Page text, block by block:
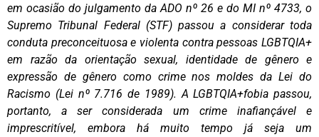
em ocasião do julgamento da ADO nº 26 e do MI nº 4733, o
Supremo Tribunal Federal (STF) passou a considerar toda
conduta preconceituosa e violenta contra pessoas LGBTQIA+
em razão da orientação sexual, identidade de gênero e
expressão de gênero como crime nos moldes da Lei do
Racismo (Lei nº 7.716 de 1989). A LGBTQIA+fobia passou,
portanto, a ser considerada um crime inafiançável e
imprescritível, embora há muito tempo já seja um